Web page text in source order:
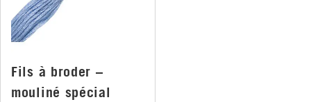
Fils à broder –
mouliné spécial